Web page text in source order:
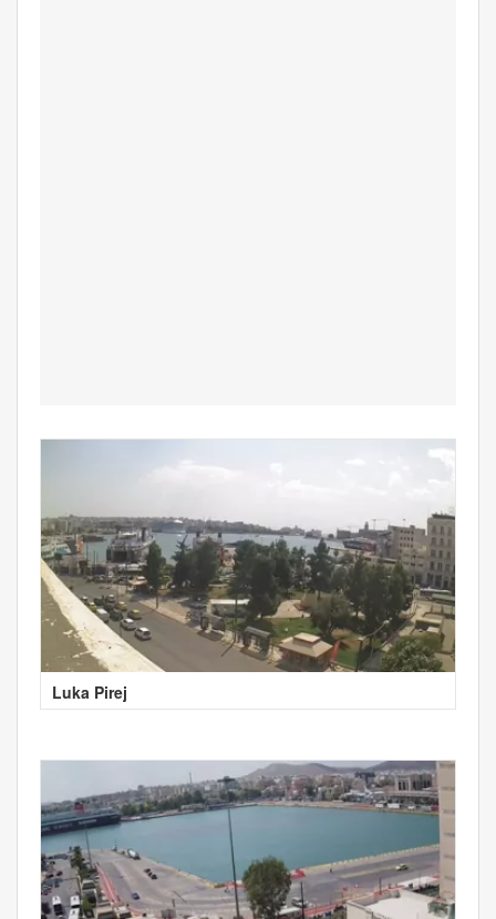
Luka Pirej